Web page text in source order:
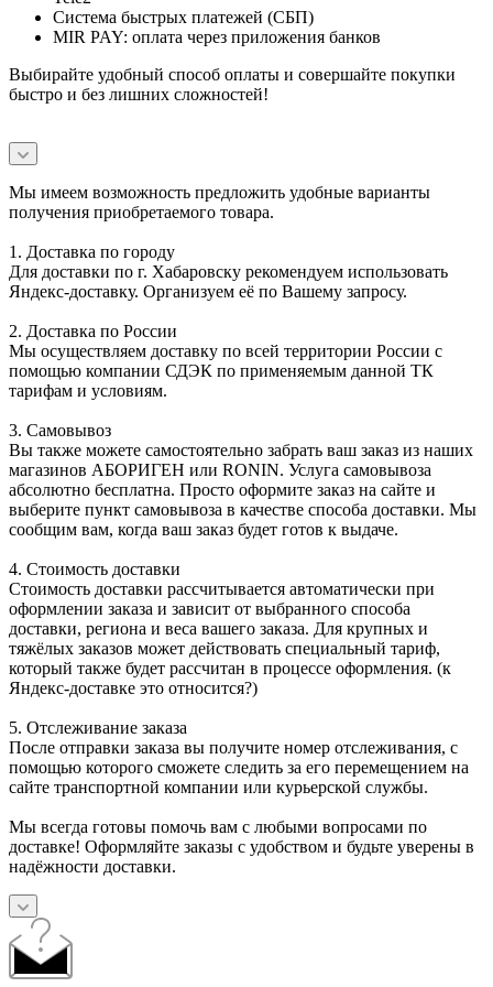
Система быстрых платежей (СБП)
MIR PAY: оплата через приложения банков
Выбирайте удобный способ оплаты и совершайте покупки
быстро и без лишних сложностей!
Мы имеем возможность предложить удобные варианты
получения приобретаемого товара.
1. Доставка по городу
Для доставки по г. Хабаровску рекомендуем использовать
Яндекс-доставку. Организуем её по Вашему запросу.
2. Доставка по России
Мы осуществляем доставку по всей территории России с
помощью компании СДЭК по применяемым данной ТК
тарифам и условиям.
3. Самовывоз
Вы также можете самостоятельно забрать ваш заказ из наших
магазинов АБОРИГЕН или RONIN. Услуга самовывоза
абсолютно бесплатна. Просто оформите заказ на сайте и
выберите пункт самовывоза в качестве способа доставки. Мы
сообщим вам, когда ваш заказ будет готов к выдаче.
4. Стоимость доставки
Стоимость доставки рассчитывается автоматически при
оформлении заказа и зависит от выбранного способа
доставки, региона и веса вашего заказа. Для крупных и
тяжёлых заказов может действовать специальный тариф,
который также будет рассчитан в процессе оформления. (к
Яндекс-доставке это относится?)
5. Отслеживание заказа
После отправки заказа вы получите номер отслеживания, с
помощью которого сможете следить за его перемещением на
сайте транспортной компании или курьерской службы.
Мы всегда готовы помочь вам с любыми вопросами по
доставке! Оформляйте заказы с удобством и будьте уверены в
надёжности доставки.